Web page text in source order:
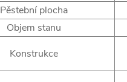
Pěstební plocha
Objem stanu
Konstrukce